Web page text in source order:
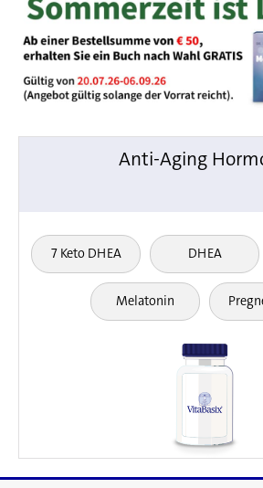
Anti-Aging
7 Keto DHEA DHEA
Melatonin